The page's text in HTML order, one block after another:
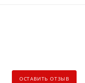
ОСТАВИТЬ ОТЗЫВ